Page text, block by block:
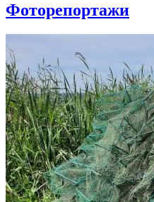
Фоторепортажи